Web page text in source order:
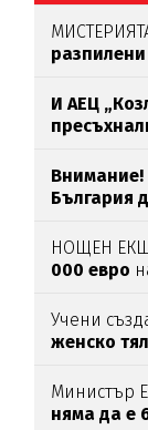
И АЕЦ
Внимание!
България
НОЩЕН
000 евро
Учени
женско
Министър
няма да е